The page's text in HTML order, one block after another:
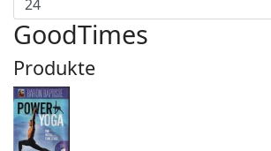
GoodTimes
Produkte